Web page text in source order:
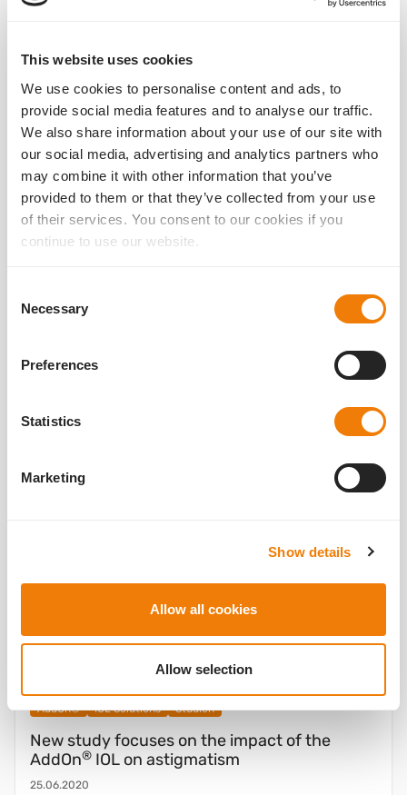
This website uses cookies
We use cookies to personalise content and ads, to
provide social media features and to analyse our traffic.
We also share information about your use of our site with
our social media, advertising and analytics partners who
may combine it with other information that you’ve
provided to them or that they’ve collected from your use
of their services. You consent to our cookies if you
continue to use our website.
Selection
Necessary
Preferences
Statistics
Marketing
Show details
Allow all cookies
Allow selection
IOL Solutions Liberty² Studien
First Peer-Reviewed Study on the Dual-Lens
Procedure
We are proud to share the first peer-reviewed publication on
the dual lens procedure! What a great start into 2023!
AddOn® IOL Solutions Studien
New study focuses on the impact of the
AddOn® IOL on astigmatism
25.06.2020